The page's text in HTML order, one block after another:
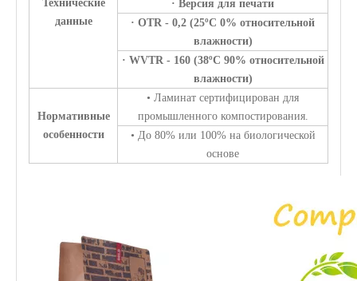
Технические
данные
· Версия для печати
· OTR - 0,2 (25ºC 0% относительной
влажности)
· WVTR - 160 (38ºC 90% относительной
влажности)
Нормативные
особенности
• Ламинат сертифицирован для
промышленного компостирования.
• До 80% или 100% на биологической
основе